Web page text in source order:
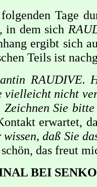
Tage
in dem sich
ergibt sich
Teils ist
RAUDIVE.
vielleicht nicht
Zeichnen Sie
erwartet,
wissen, daß Sie
das freut
BEI